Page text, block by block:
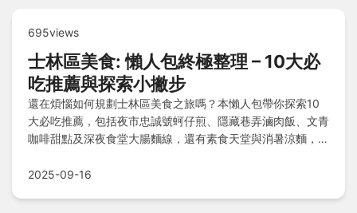
695views
士林區美食: 懶人包終極整理 – 10大必
吃推薦與探索小撇步
還在煩惱如何規劃士林區美食之旅嗎？本懶人包帶你探索10
大必吃推薦，包括夜市忠誠號蚵仔煎、隱藏巷弄滷肉飯、文青
咖啡甜點及深夜食堂大腸麵線，還有素食天堂與消暑涼麵，搭
付，讓你輕鬆暢遊士林美食天堂！
2025-09-16